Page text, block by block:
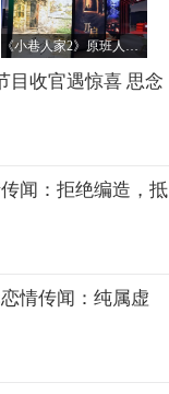
鹤德的祭文，有
都与张国荣有关，
思。
《小巷人家2》原班人马回归传闻不实，正午阳光官方辟谣
目收官遇惊喜 思念
闻：拒绝编造，抵
情传闻：纯属虚